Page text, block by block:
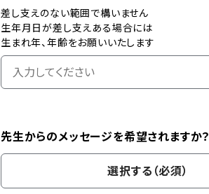
差し支えのない範囲で構いません
生年月日が差し支えある場合には
生まれ年、年齢をお願いいたします
先生からのメッセージを希望されますか？
選択する（必須）